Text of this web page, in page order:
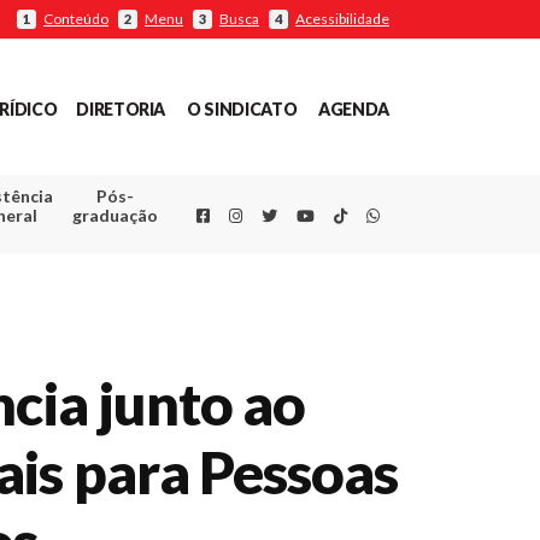
1 Conteúdo 2 Menu 3 Busca 4 Acessibilidade
DIRETORIA O SINDICATO AGENDA
Pós-
graduação
FacebookInstagram
TwitterYoutube
TikTokWhatsapp
junto ao
para Pessoas